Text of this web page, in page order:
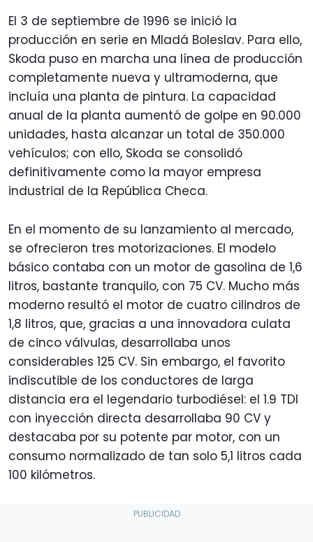
El 3 de septiembre de 1996 se inició la
producción en serie en Mladá Boleslav. Para ello,
Skoda puso en marcha una línea de producción
completamente nueva y ultramoderna, que
incluía una planta de pintura. La capacidad
anual de la planta aumentó de golpe en 90.000
unidades, hasta alcanzar un total de 350.000
vehículos; con ello, Skoda se consolidó
definitivamente como la mayor empresa
industrial de la República Checa.
En el momento de su lanzamiento al mercado,
se ofrecieron tres motorizaciones. El modelo
básico contaba con un motor de gasolina de 1,6
litros, bastante tranquilo, con 75 CV. Mucho más
moderno resultó el motor de cuatro cilindros de
1,8 litros, que, gracias a una innovadora culata
de cinco válvulas, desarrollaba unos
considerables 125 CV. Sin embargo, el favorito
indiscutible de los conductores de larga
distancia era el legendario turbodiésel: el 1.9 TDI
con inyección directa desarrollaba 90 CV y
destacaba por su potente par motor, con un
consumo normalizado de tan solo 5,1 litros cada
100 kilómetros.